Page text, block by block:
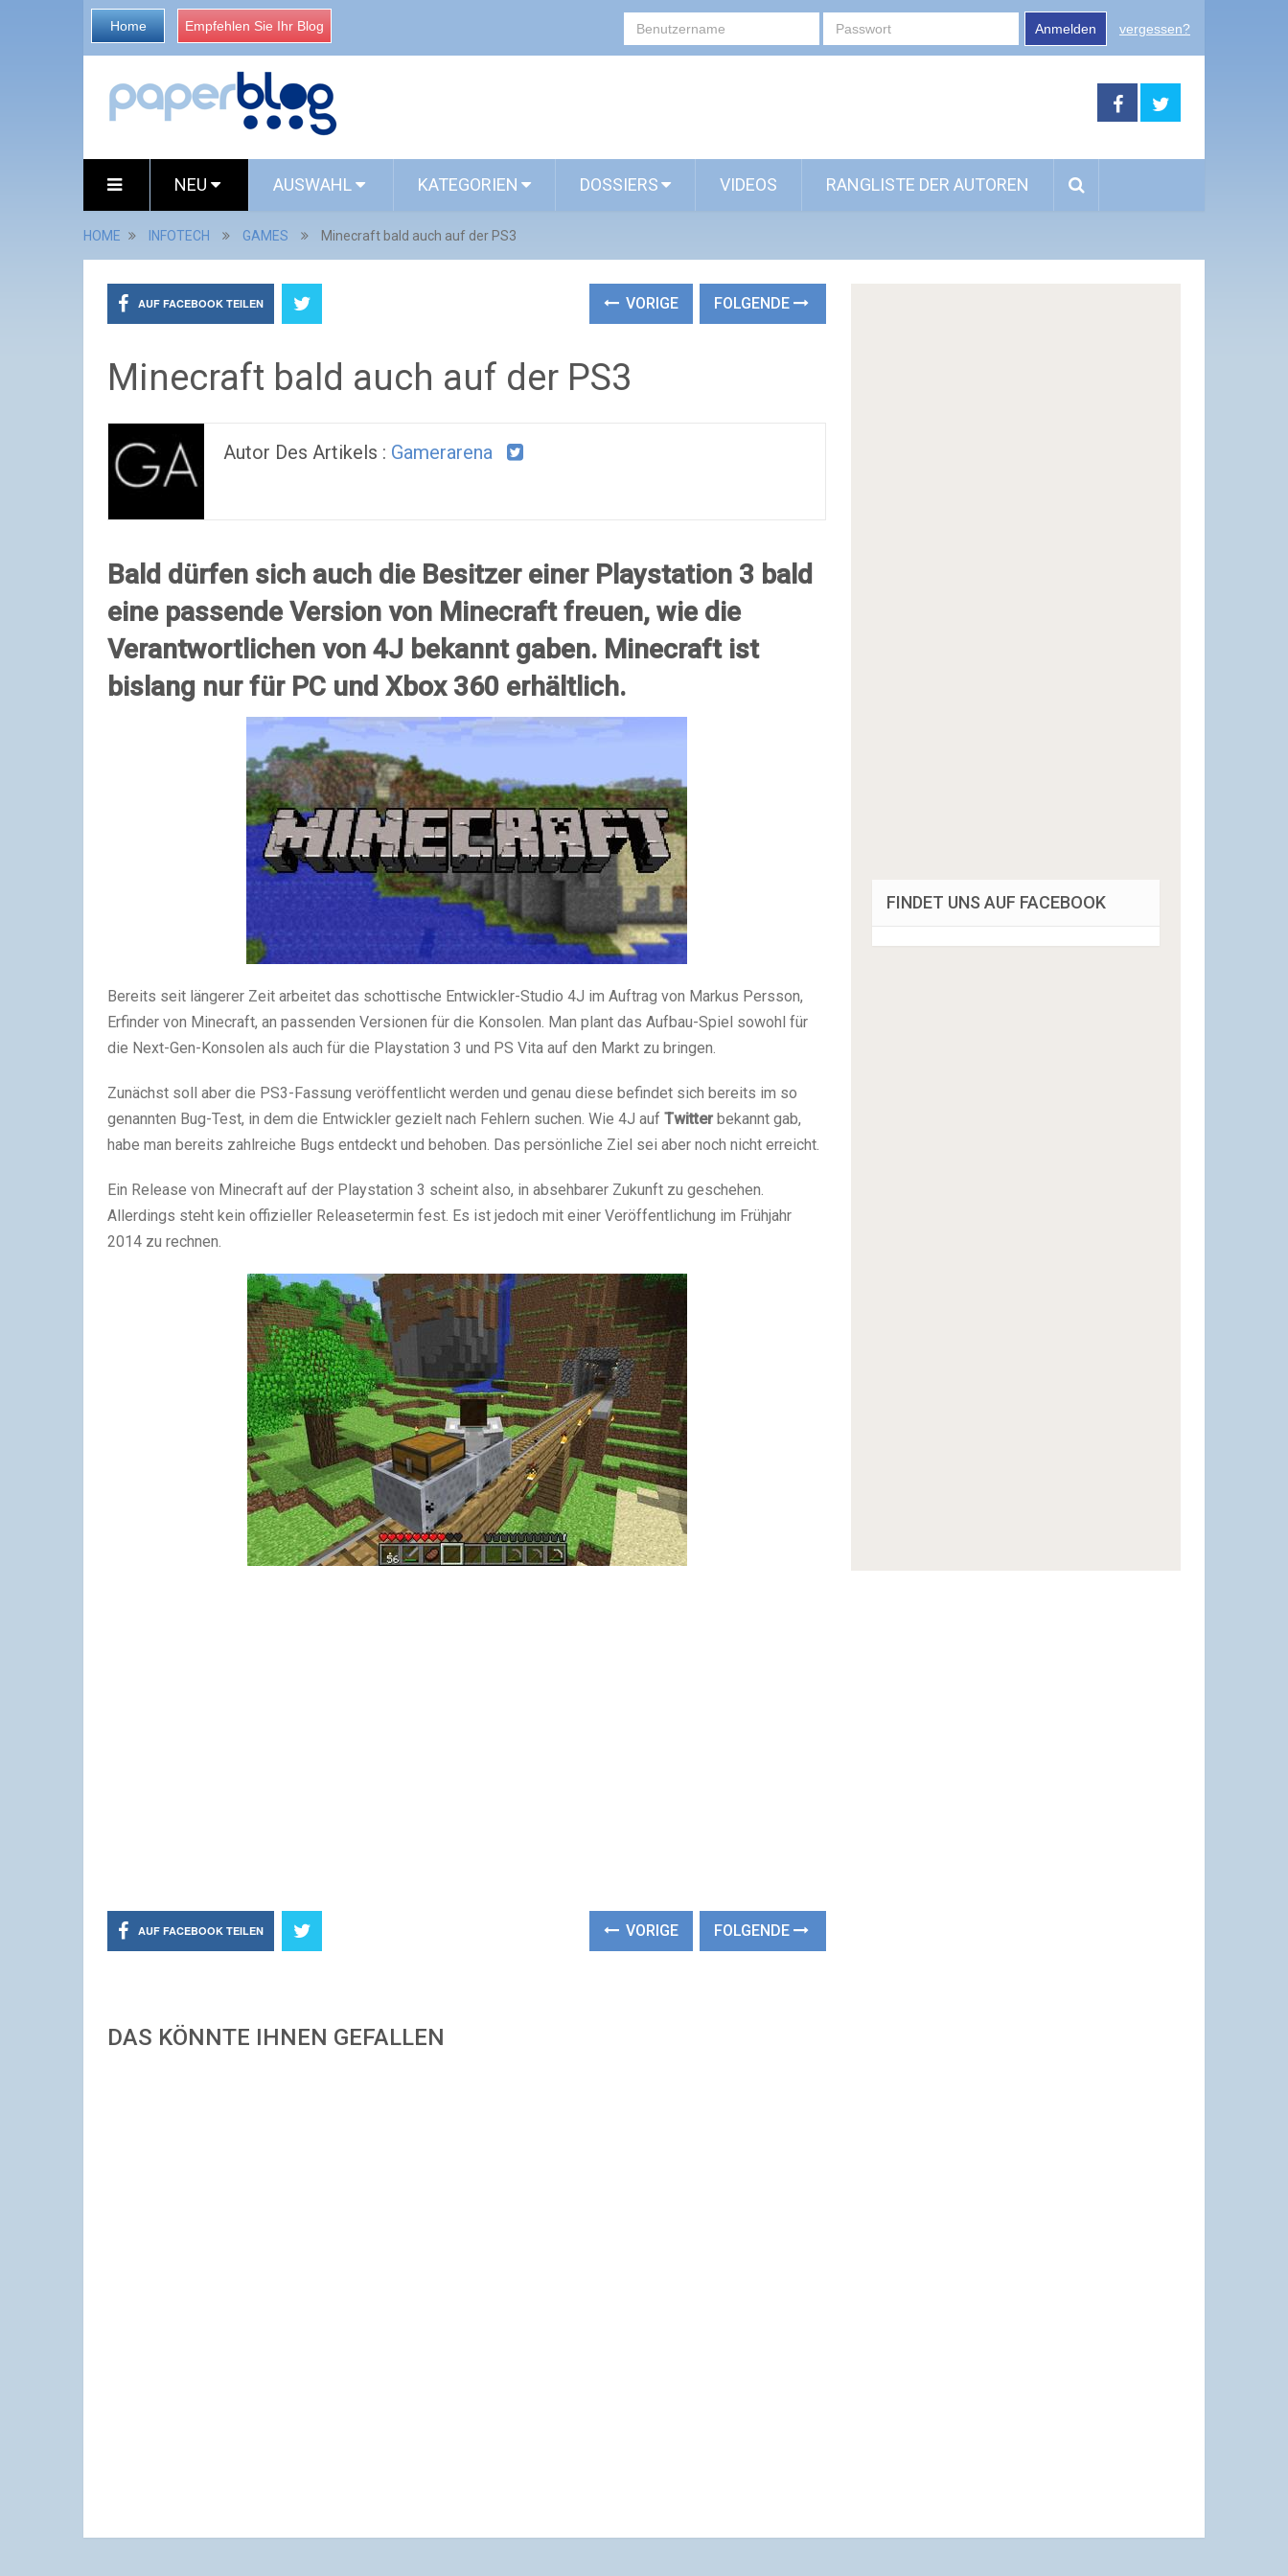
Home Empfehlen Sie Ihr Blog Anmelden vergessen?
NEU AUSWAHL KATEGORIEN DOSSIERS VIDEOS RANGLISTE DER AUTOREN
HOME INFOTECH GAMES Minecraft bald auch auf der PS3
AUF FACEBOOK TEILEN VORIGE FOLGENDE
Minecraft bald auch auf der PS3
Autor Des Artikels : Gamerarena
Bald dürfen sich auch die Besitzer einer Playstation 3 bald
eine passende Version von Minecraft freuen, wie die
Verantwortlichen von 4J bekannt gaben. Minecraft ist
bislang nur für PC und Xbox 360 erhältlich.
Bereits seit längerer Zeit arbeitet das schottische Entwickler-Studio 4J im Auftrag von Markus Persson,
Erfinder von Minecraft, an passenden Versionen für die Konsolen. Man plant das Aufbau-Spiel sowohl für
die Next-Gen-Konsolen als auch für die Playstation 3 und PS Vita auf den Markt zu bringen.
Zunächst soll aber die PS3-Fassung veröffentlicht werden und genau diese befindet sich bereits im so
genannten Bug-Test, in dem die Entwickler gezielt nach Fehlern suchen. Wie 4J auf Twitter bekannt gab,
habe man bereits zahlreiche Bugs entdeckt und behoben. Das persönliche Ziel sei aber noch nicht erreicht.
Ein Release von Minecraft auf der Playstation 3 scheint also, in absehbarer Zukunft zu geschehen.
Allerdings steht kein offizieller Releasetermin fest. Es ist jedoch mit einer Veröffentlichung im Frühjahr
2014 zu rechnen.
AUF FACEBOOK TEILEN VORIGE FOLGENDE
DAS KÖNNTE IHNEN GEFALLEN
FINDET UNS AUF FACEBOOK